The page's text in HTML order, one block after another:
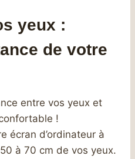
yeux :
de votre
entre vos yeux et
!
écran d’ordinateur à
à 70 cm de vos yeux.